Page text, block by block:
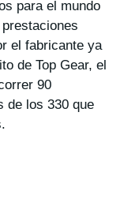
para el mundo
el fabricante ya
de Top Gear, el
90
de los 330 que